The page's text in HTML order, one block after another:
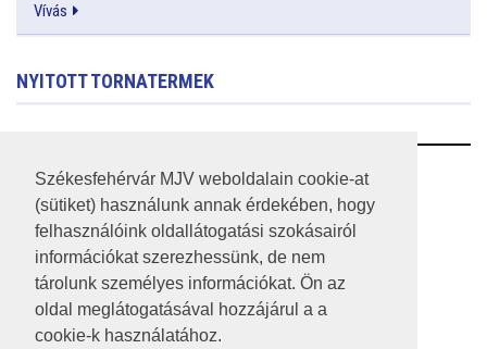
Székesfehérvár MJV weboldalain cookie-at
(sütiket) használunk annak érdekében, hogy
felhasználóink oldallátogatási szokásairól
információkat szerezhessünk, de nem
tárolunk személyes információkat. Ön az
oldal meglátogatásával hozzájárul a a
cookie-k használatához.
Vívás
NYITOTT TORNATERMEK
RSS
A HONLAP 2017.03.31-I ÁLLAPOTA
JOGI NYILATKOZAT
IMPRESSZUM